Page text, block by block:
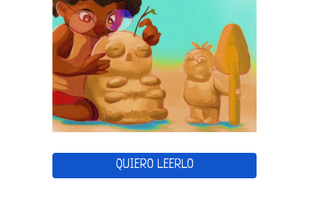
QUIERO LEERLO